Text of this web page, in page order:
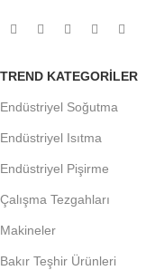
TREND KATEGORILER
Endüstriyel Soğutma
Endüstriyel Isıtma
Endüstriyel Pişirme
Çalışma Tezgahları
Makineler
Bakır Teşhir Ürünleri